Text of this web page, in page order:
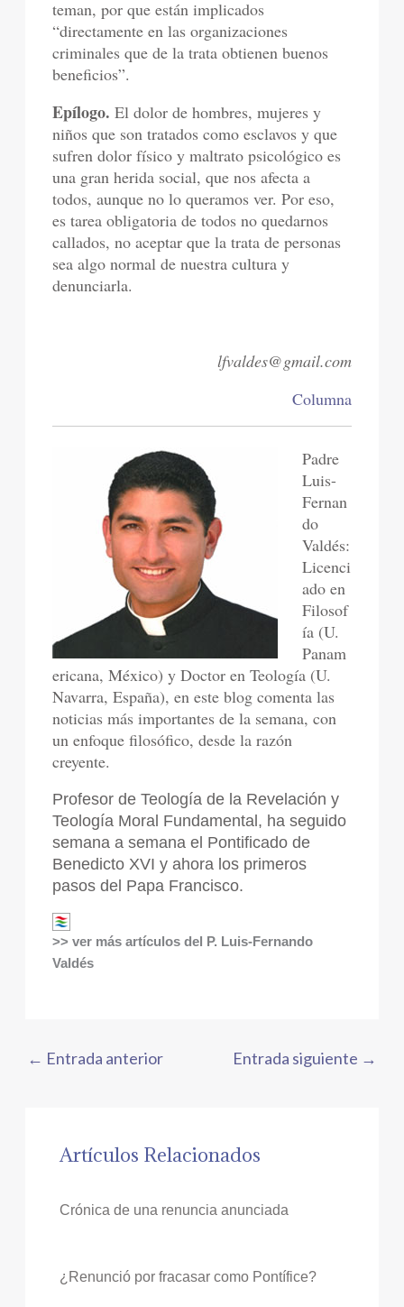
teman, por que están implicados
“directamente en las organizaciones
criminales que de la trata obtienen buenos
beneficios”.
Epílogo. El dolor de hombres, mujeres y
niños que son tratados como esclavos y que
sufren dolor físico y maltrato psicológico es
una gran herida social, que nos afecta a
todos, aunque no lo queramos ver. Por eso,
es tarea obligatoria de todos no quedarnos
callados, no aceptar que la trata de personas
sea algo normal de nuestra cultura y
denunciarla.
lfvaldes@gmail.com
Columna
Padre
Luis-
Fernan
do
Valdés:
Licenci
ado en
Filosof
ía (U.
Panam
ericana, México) y Doctor en Teología (U.
Navarra, España), en este blog comenta las
noticias más importantes de la semana, con
un enfoque filosófico, desde la razón
creyente.
Profesor de Teología de la Revelación y
Teología Moral Fundamental, ha seguido
semana a semana el Pontificado de
Benedicto XVI y ahora los primeros
pasos del Papa Francisco.
>> ver más artículos del P. Luis-Fernando
Valdés
← Entrada anterior Entrada siguiente →
Artículos Relacionados
Crónica de una renuncia anunciada
¿Renunció por fracasar como Pontífice?